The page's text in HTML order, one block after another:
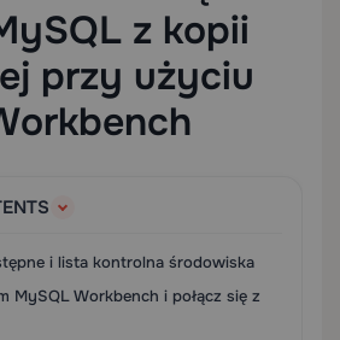
z kopii
przy użyciu
i lista kontrolna środowiska
MySQL Workbench i połącz się z